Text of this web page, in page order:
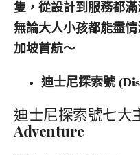
隻，從設計到服務都
無論大人小孩都能盡
加坡首航～
迪士尼探索號
迪士尼探索號七大
Adventure